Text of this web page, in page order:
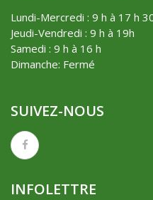
Lundi-Mercredi : 9 h à 17 h
Jeudi-Vendredi : 9 h à 19h
Samedi : 9 h à 16 h
Dimanche: Fermé
SUIVEZ-NOUS
INFOLETTRE